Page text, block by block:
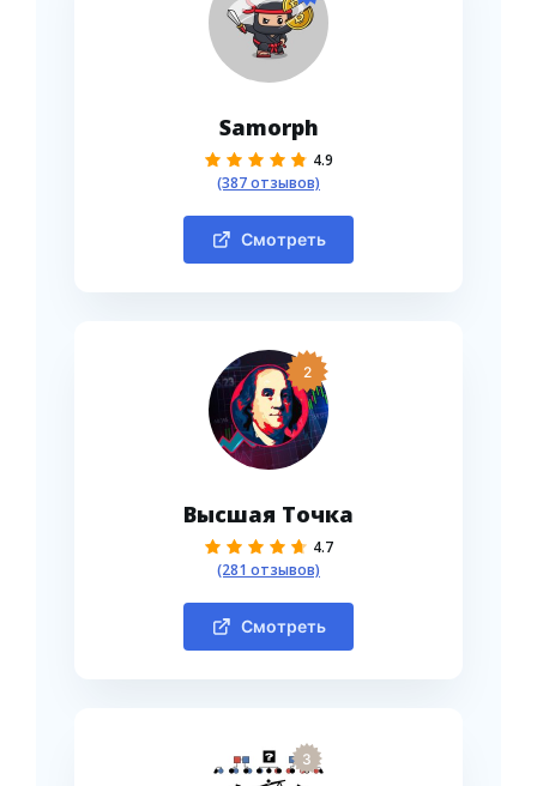
Samorph
4.9
(387 отзывов)
Смотреть
2
Высшая Точка
4.7
(281 отзывов)
Смотреть
3